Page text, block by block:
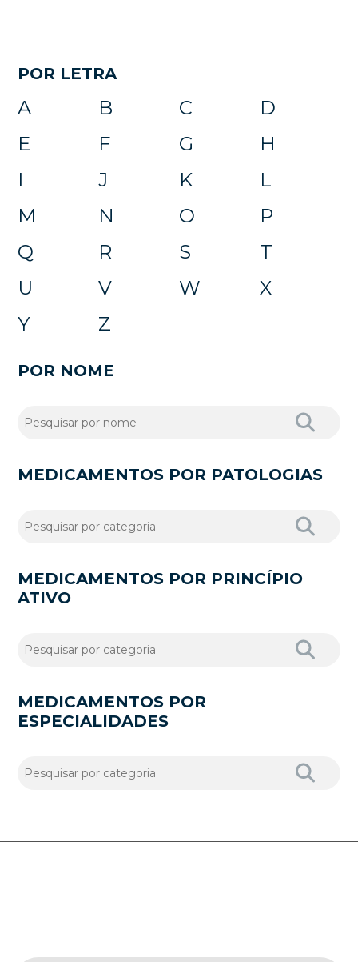
POR LETRA
A B C
D
E
F G
H
I
J K
L
M
N O
P
Q
R S
T
U
V W
X
Y
Z
POR NOME
MEDICAMENTOS POR PATOLOGIAS
MEDICAMENTOS POR PRINCÍPIO
ATIVO
MEDICAMENTOS POR
ESPECIALIDADES